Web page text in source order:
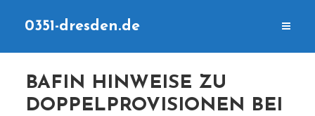
0351-dresden.de
BAFIN HINWEISE ZU
DOPPELPROVISIONEN BEI